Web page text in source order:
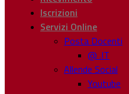
Iscrizioni
Servizi Online
Posta Docenti
@ .IT
Allende Social
Youtube